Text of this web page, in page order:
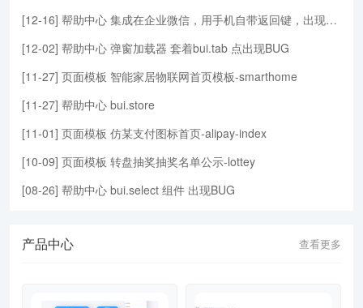
[12-16] 帮助中心 集成在企业微信，用手机自带返回键，出现BUG会返回两次上次页面
[12-02] 帮助中心 弹窗加载器 套着bui.tab 点出现BUG
[11-27] 页面模板 智能家居物联网首页模板-smarthome
[11-27] 帮助中心 bui.store
[11-01] 页面模板 仿某支付图标首页-alipay-index
[10-09] 页面模板 转盘抽奖抽奖名单公示-lottey
[08-26] 帮助中心 bui.select 组件 出现BUG
产品中心 查看更多